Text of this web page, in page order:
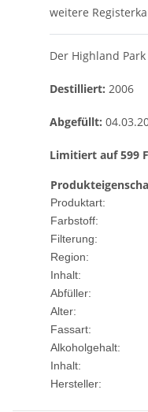
weitere
Der Highland
Destilliert: 2006
Abgefüllt:
Limitiert auf 599
Produktart:
Farbstoff:
Filterung:
Region:
Inhalt:
Abfüller:
Alter:
Fassart:
Alkoholgehalt:
Inhalt:
Hersteller: